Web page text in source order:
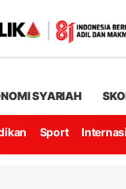
SYARIAH
Sport